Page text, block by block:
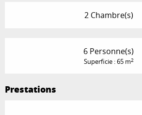
2 Chambre(s)
6 Personne(s)
Superficie : 65 m2
Prestations